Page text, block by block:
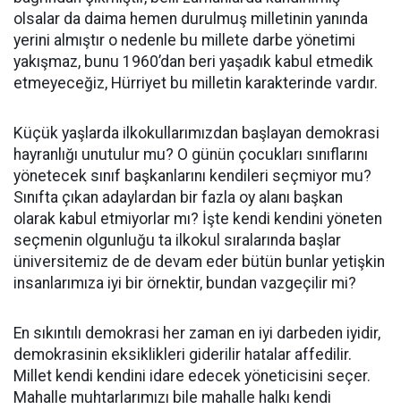
olsalar da daima hemen durulmuş milletinin yanında
yerini almıştır o nedenle bu millete darbe yönetimi
yakışmaz, bunu 1960’dan beri yaşadık kabul etmedik
etmeyeceğiz, Hürriyet bu milletin karakterinde vardır.
Küçük yaşlarda ilkokullarımızdan başlayan demokrasi
hayranlığı unutulur mu? O günün çocukları sınıflarını
yönetecek sınıf başkanlarını kendileri seçmiyor mu?
Sınıfta çıkan adaylardan bir fazla oy alanı başkan
olarak kabul etmiyorlar mı? İşte kendi kendini yöneten
seçmenin olgunluğu ta ilkokul sıralarında başlar
üniversitemiz de de devam eder bütün bunlar yetişkin
insanlarımıza iyi bir örnektir, bundan vazgeçilir mi?
En sıkıntılı demokrasi her zaman en iyi darbeden iyidir,
demokrasinin eksiklikleri giderilir hatalar affedilir.
Millet kendi kendini idare edecek yöneticisini seçer.
Mahalle muhtarlarımızı bile mahalle halkı kendi